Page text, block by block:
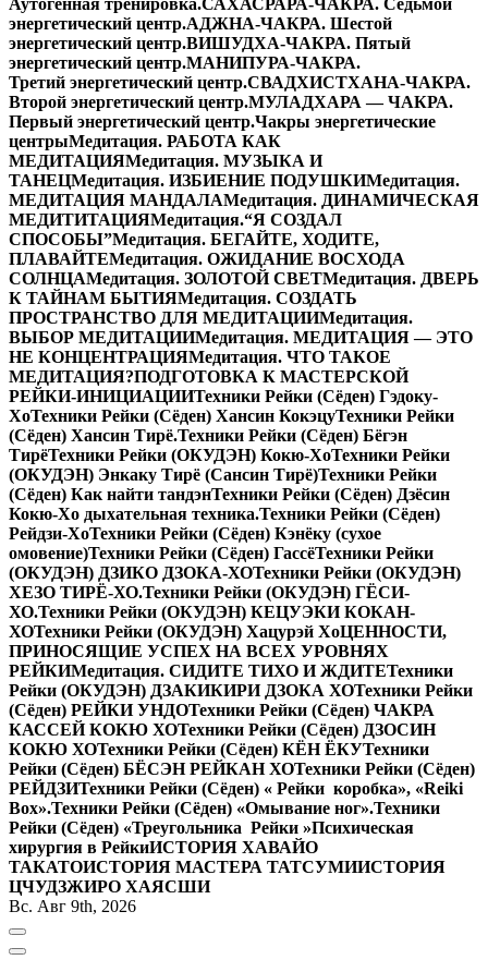
Аутогенная тренировка.САХАСРАРА-ЧАКРА. Седьмой
энергетический центр.АДЖНА-ЧАКРА. Шестой
энергетический центр.ВИШУДХА-ЧАКРА. Пятый
энергетический центр.МАНИПУРА-ЧАКРА.
Третий энергетический центр.СВАДХИСТХАНА-ЧАКРА.
Второй энергетический центр.МУЛАДХАРА — ЧАКРА.
Первый энергетический центр.Чакры энергетические
центрыМедитация. РАБОТА КАК
МЕДИТАЦИЯМедитация. МУЗЫКА И
ТАНЕЦМедитация. ИЗБИЕНИЕ ПОДУШКИМедитация.
МЕДИТАЦИЯ МАНДАЛАМедитация. ДИНАМИЧЕСКАЯ
МЕДИТИТАЦИЯМедитация.“Я СОЗДАЛ
СПОСОБЫ”Медитация. БЕГАЙТЕ, ХОДИТЕ,
ПЛАВАЙТЕМедитация. ОЖИДАНИЕ ВОСХОДА
СОЛНЦАМедитация. ЗОЛОТОЙ СВЕТМедитация. ДВЕРЬ
К ТАЙНАМ БЫТИЯМедитация. СОЗДАТЬ
ПРОСТРАНСТВО ДЛЯ МЕДИТАЦИИМедитация.
ВЫБОР МЕДИТАЦИИМедитация. МЕДИТАЦИЯ — ЭТО
НЕ КОНЦЕНТРАЦИЯМедитация. ЧТО ТАКОЕ
МЕДИТАЦИЯ?ПОДГОТОВКА К МАСТЕРСКОЙ
РЕЙКИ-ИНИЦИАЦИИТехники Рейки (Сёден) Гэдоку-
ХоТехники Рейки (Сёден) Хансин КокэцуТехники Рейки
(Сёден) Хансин Тирё.Техники Рейки (Сёден) Бёгэн
ТирёТехники Рейки (ОКУДЭН) Кокю-ХоТехники Рейки
(ОКУДЭН) Энкаку Тирё (Сансин Тирё)Техники Рейки
(Сёден) Как найти тандэнТехники Рейки (Сёден) Дзёсин
Кокю-Хо дыхательная техника.Техники Рейки (Сёден)
Рейдзи-ХоТехники Рейки (Сёден) Кэнёку (сухое
омовение)Техники Рейки (Сёден) ГассёТехники Рейки
(ОКУДЭН) ДЗИКО ДЗОКА-ХОТехники Рейки (ОКУДЭН)
ХЕЗО ТИРЁ-ХО.Техники Рейки (ОКУДЭН) ГЁСИ-
ХО.Техники Рейки (ОКУДЭН) КЕЦУЭКИ КОКАН-
ХОТехники Рейки (ОКУДЭН) Хацурэй ХоЦЕННОСТИ,
ПРИНОСЯЩИЕ УСПЕХ НА ВСЕХ УРОВНЯХ
РЕЙКИМедитация. СИДИТЕ ТИХО И ЖДИТЕТехники
Рейки (ОКУДЭН) ДЗАКИКИРИ ДЗОКА ХОТехники Рейки
(Сёден) РЕЙКИ УНДОТехники Рейки (Сёден) ЧАКРА
КАССЕЙ КОКЮ ХОТехники Рейки (Сёден) ДЗОСИН
КОКЮ ХОТехники Рейки (Сёден) КЁН ЁКУТехники
Рейки (Сёден) БЁСЭН РЕЙКАН ХОТехники Рейки (Сёден)
РЕЙДЗИТехники Рейки (Сёден) « Рейки коробка», «Reiki
Вox».Техники Рейки (Сёден) «Омывание ног».Техники
Рейки (Сёден) «Треугольника Рейки »Психическая
хирургия в РейкиИСТОРИЯ ХАВАЙО
ТАКАТОИСТОРИЯ МАСТЕРА ТАТСУМИИСТОРИЯ
ЦЧУДЗЖИРО ХАЯСШИ
Вс. Авг 9th, 2026